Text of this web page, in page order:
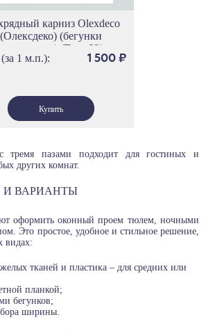
карниз Olexdeco
(Олексдеко) (бегунки
скольжения) (Трек 32)
1 м.п.):
1 500 ₽
тремя пазами подходит для гостиных и
других комнат.
И ВАРИАНТЫ
оформить оконный проем тюлем, ночными
Это простое, удобное и стильное решение,
видах:
тканей и пластика – для средних или
планкой;
бегунков;
ширины.